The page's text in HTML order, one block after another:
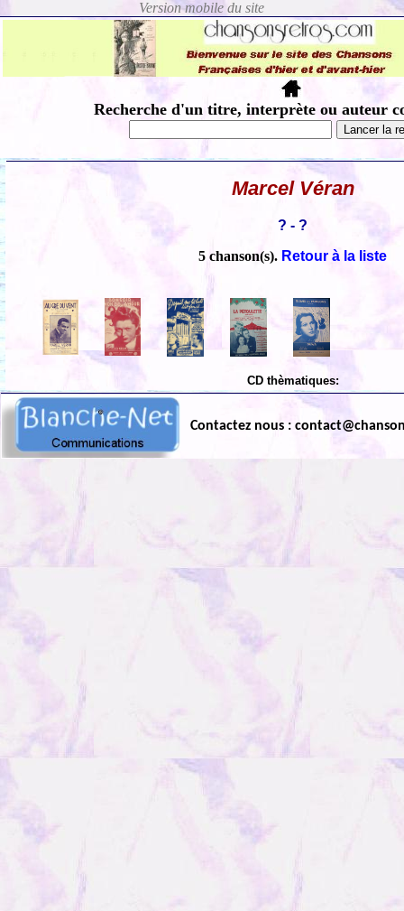
Recherche d'un titre, interprète ou auteur
Marcel Véran
? - ?
5 chanson(s). Retour à la liste
CD thèmatiques:
Contactez nous :